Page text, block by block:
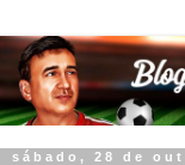
sábado, 28 de